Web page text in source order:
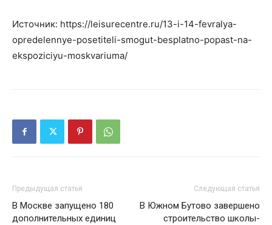
Источник: https://leisurecentre.ru/13-i-14-fevralya-
opredelennye-posetiteli-smogut-besplatno-popast-na-
ekspoziciyu-moskvariuma/
Предыдущая статья
В Москве запущено 180
дополнительных единиц
Следующая статья
В Южном Бутово завершено
строительство школы-